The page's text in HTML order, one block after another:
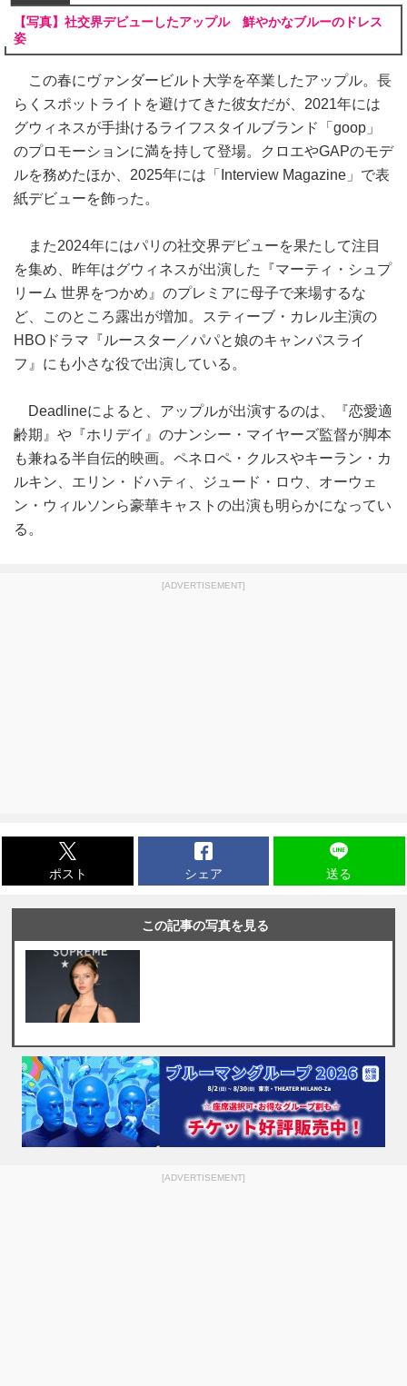
【写真】社交界デビューしたアップル 鮮やかなブルーのドレス
姿
この春にヴァンダービルト大学を卒業したアップル。長
らくスポットライトを避けてきた彼女だが、2021年には
グウィネスが手掛けるライフスタイルブランド「goop」
のプロモーションに満を持して登場。クロエやGAPのモデ
ルを務めたほか、2025年には「Interview Magazine」で表
紙デビューを飾った。
また2024年にはパリの社交界デビューを果たして注目
を集め、昨年はグウィネスが出演した『マーティ・シュプ
リーム 世界をつかめ』のプレミアに母子で来場するな
ど、このところ露出が増加。スティーブ・カレル主演の
HBOドラマ『ルースター／パパと娘のキャンパスライ
フ』にも小さな役で出演している。
Deadlineによると、アップルが出演するのは、『恋愛適
齢期』や『ホリデイ』のナンシー・マイヤーズ監督が脚本
も兼ねる半自伝的映画。ペネロペ・クルスやキーラン・カ
ルキン、エリン・ドハティ、ジュード・ロウ、オーウェ
ン・ウィルソンら豪華キャストの出演も明らかになってい
る。
[ADVERTISEMENT]
ポスト シェア 送る
この記事の写真を見る
[ADVERTISEMENT]